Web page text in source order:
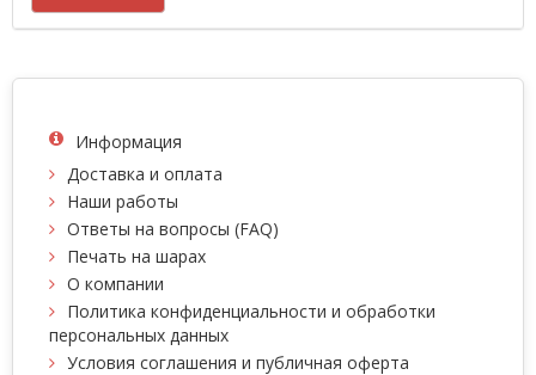
Информация
Доставка и оплата
Наши работы
Ответы на вопросы (FAQ)
Печать на шарах
О компании
Политика конфиденциальности и обработки
персональных данных
Условия соглашения и публичная оферта